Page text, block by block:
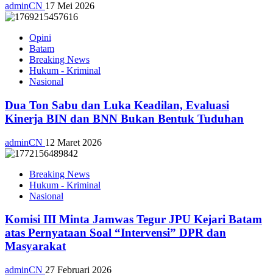
adminCN 17 Mei 2026
Opini
Batam
Breaking News
Hukum - Kriminal
Nasional
Dua Ton Sabu dan Luka Keadilan, Evaluasi
Kinerja BIN dan BNN Bukan Bentuk Tuduhan
adminCN 12 Maret 2026
Breaking News
Hukum - Kriminal
Nasional
Komisi III Minta Jamwas Tegur JPU Kejari Batam
atas Pernyataan Soal “Intervensi” DPR dan
Masyarakat
adminCN 27 Februari 2026